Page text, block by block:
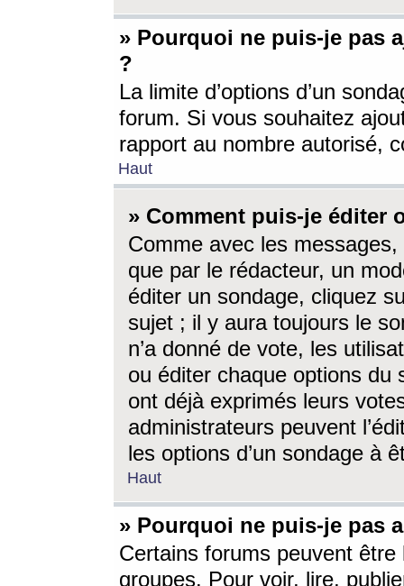
» Pourquoi ne puis-je pas
?
La limite d’options d’un
forum. Si vous souhaitez
rapport au nombre autorisé,
Haut
» Comment puis-je éditer
Comme avec les
que par le rédacteur, un
éditer un sondage, cliquez
sujet ; il y aura toujours le
n’a donné de vote, les
ou éditer chaque options du
ont déjà exprimés leurs
administrateurs peuvent
les options d’un sondage à
Haut
» Pourquoi ne puis-je pas
Certains forums peuvent être
groupes. Pour voir, lire,